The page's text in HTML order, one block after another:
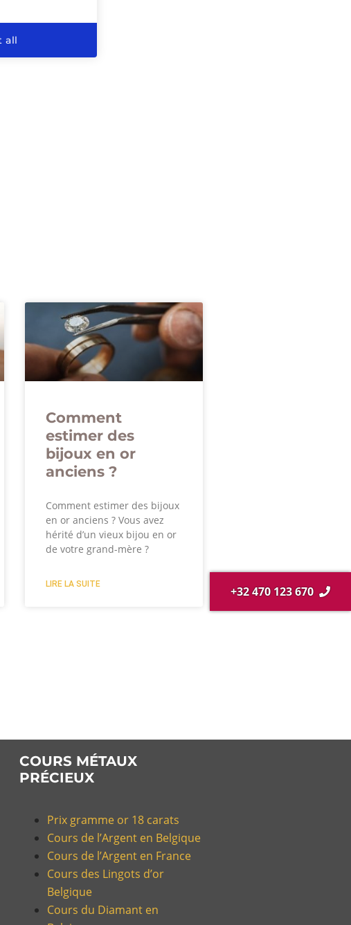
Comment
estimer des
bijoux en or
anciens ?
Comment estimer des bijoux
en or anciens ? Vous avez
hérité d’un vieux bijou en or
de votre grand-mère ?
LIRE LA SUITE +32 470 123 670
COURS MÉTAUX
PRÉCIEUX
Prix gramme or 18 carats
Cours de l’Argent en Belgique
Cours de l’Argent en France
Cours des Lingots d’or
Belgique
Cours du Diamant en
all